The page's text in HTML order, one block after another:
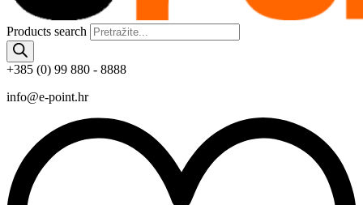
Products search
+385 (0) 99 880 - 8888
info@e-point.hr